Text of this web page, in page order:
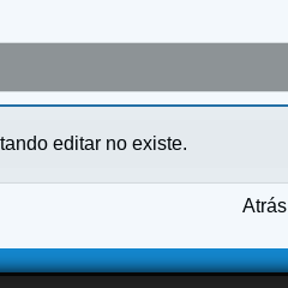
editar no existe.
Atrás